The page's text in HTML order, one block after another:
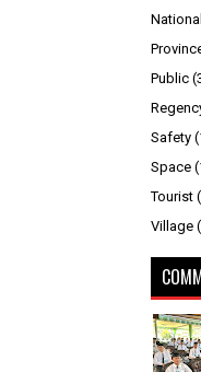
National
Public
Safety
Space
Tourist
Village